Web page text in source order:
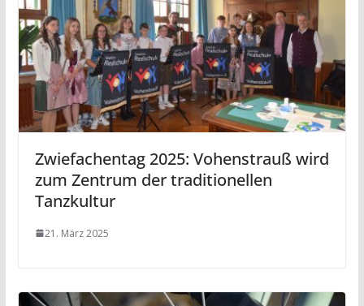
Zwiefachentag 2025: Vohenstrauß wird
zum Zentrum der traditionellen
Tanzkultur
21. März 2025